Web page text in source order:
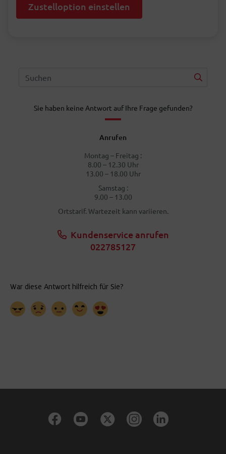
Zustelloption einstellen
Sie haben keine Antwort auf Ihre Frage gefunden?
Anrufen
Montag – Freitag :
8.00 – 12.30 Uhr
13.00 – 18.00 Uhr
Samstag :
9.00 – 13.00
Ortstarif. Wartezeit kann variieren.
Kundenservice anrufen
022785127